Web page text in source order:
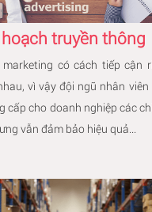
truyền thông
có cách tiếp cận
vì vậy đội ngũ nhân
cấp cho doanh nghiệp các
vẫn đảm bảo hiệu quả...